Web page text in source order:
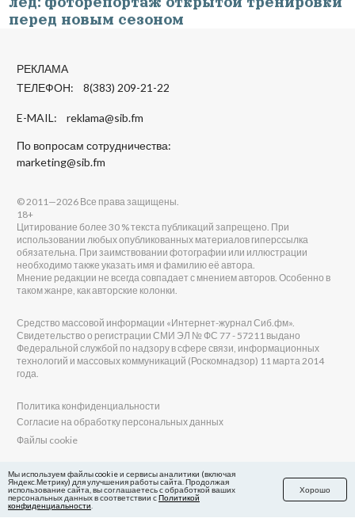
перед новым сезоном
РЕКЛАМА
ТЕЛЕФОН: 8(383) 209-21-22
E-MAIL: reklama@sib.fm
По вопросам сотрудничества:
marketing@sib.fm
© 2011—2026 Все права защищены.
18+
Цитирование более 30 % текста публикаций запрещено. При
использовании любых опубликованных материалов гиперссылка
обязательна. При заимствовании фотографии или иллюстрации
необходимо также указать имя и фамилию её автора.
Мнение редакции не всегда совпадает с мнением авторов. Особенно в
таком жанре, как авторские колонки.
Средство массовой информации «Интернет-журнал Сиб.фм».
Свидетельство о регистрации СМИ ЭЛ № ФС 77 - 57211 выдано
Федеральной службой по надзору в сфере связи, информационных
технологий и массовых коммуникаций (Роскомнадзор) 11 марта 2014
года.
Политика конфиденциальности
Согласие на обработку персональных данных
Файлы cookie
Главный редактор Сиб.фм
Бобровников Виктор Евгеньевич
Учредитель ООО «Сиб.фм»
E-mail редакции: fm@sib.fm
Мы используем файлы cookie и сервисы аналитики (включая
Яндекс.Метрику) для улучшения работы сайта. Продолжая
использование сайта, вы соглашаетесь с обработкой ваших
персональных данных в соответствии сПолитикой
конфиденциальности
Хорошо